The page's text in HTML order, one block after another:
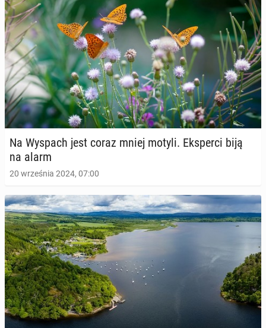
Na Wyspach jest coraz mniej motyli. Eks­per­ci biją
na alarm
20 września 2024, 07:00